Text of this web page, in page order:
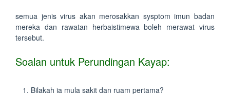
semua jenis virus akan merosakkan sysptom imun badan
mereka dan rawatan herbaistimewa boleh merawat virus
tersebut.
Soalan untuk Perundingan Kayap:
Bilakah ia mula sakit dan ruam pertama?